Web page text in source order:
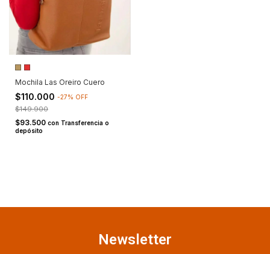
Mochila Las Oreiro Cuero
$110.000 -27% OFF
$149.900
$93.500 con Transferencia o
depósito
Newsletter